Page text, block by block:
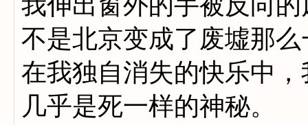
不是北京变成了废墟那
在我独自消失的快乐中
几乎是死一样的神秘。